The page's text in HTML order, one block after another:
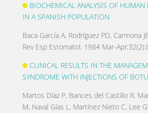
BIOCHEMICAL ANALYSIS OF HUMAN
IN A SPANISH POPULATION
Baca García A, Rodríguez PD, Carmona
Rev Esp Estomatol. 1984 Mar-
CLINICAL RESULTS IN THE
SYNDROME WITH INJECTIONS OF
Martos Díaz P, Bances del Castillo R,
M, Naval Gías L, Martínez Nieto C, Lee